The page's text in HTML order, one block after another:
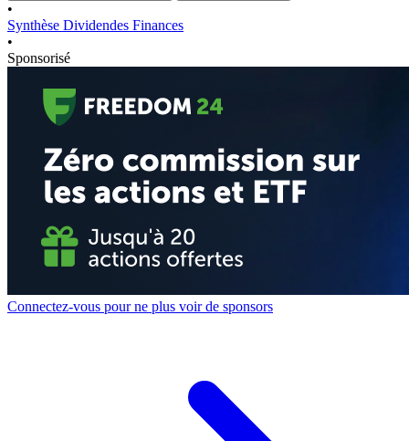
•
Synthèse Dividendes Finances
•
Sponsorisé
Connectez-vous pour ne plus voir de sponsors